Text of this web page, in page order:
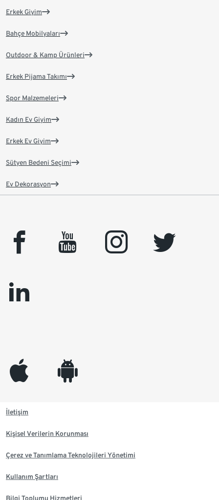
Erkek Giyim
Bahçe Mobilyaları
Outdoor & Kamp Ürünleri
Erkek Pijama Takımı
Spor Malzemeleri
Kadın Ev Giyim
Erkek Ev Giyim
Sütyen Bedeni Seçimi
Ev Dekorasyon
facebook youtube instagram
twitter
linkedin
appleinc android
İletişim
Kişisel Verilerin Korunması
Çerez ve Tanımlama Teknolojileri Yönetimi
Kullanım Şartları
Bilgi Toplumu Hizmetleri